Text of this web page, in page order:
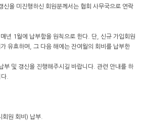
을 미진행하신 회원분께서는 협회 사무국으로 연락
년 1월에 납부함을 원칙으로 한다. 단, 신규 가입회원
유효하며, 그 다음 해에는 잔여월의 회비를 납부한
부 및 갱신을 진행해주시길 바랍니다. 관련 안내를 하
.
원 회비) 납부.